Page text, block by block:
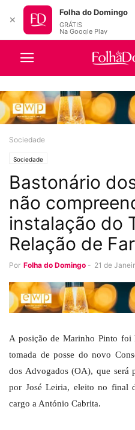
Sociedade
Sociedade
Bastonário
não
instalação do
Relação de
Por Folha do Domingo - 21 de
A posição de Marinho Pinto foi
tomada de posse do novo
dos Advogados (OA), que será
por José Leiria, eleito no final
cargo a António Cabrita.
✕
Folha do Domingo
GRÁTIS
Na Google Play